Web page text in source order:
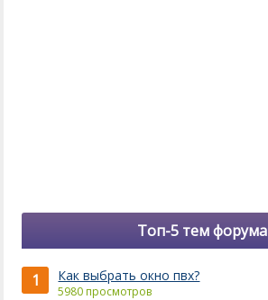
Топ-5 тем форума
1 Как выбрать окно пвх?
5980 просмотров